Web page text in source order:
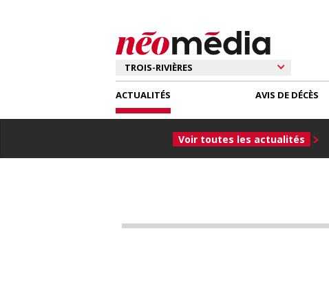
ACTUALITÉS
Voir toutes les actualités
AVIS DE DÉCÈS